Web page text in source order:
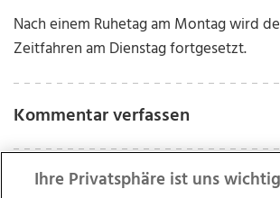
Nach einem Ruhetag am Montag wird
Zeitfahren am Dienstag fortgesetzt.
Kommentar verfassen
Ihre Privatsphäre ist uns wichtig